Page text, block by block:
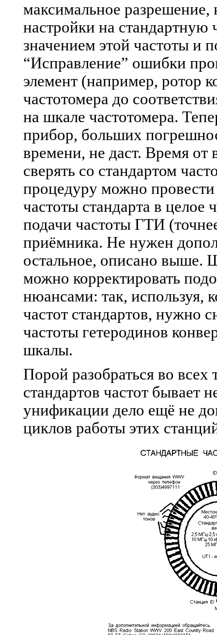
максимальное
настройки на стандартную
значением этой частоты и
“Исправление” ошибки
элемент (например, ротор
частотомера до
на шкале частотомера.
прибор, больших
времени, не даст. Время от
сверять со стандартом
процедуру можно
частоты стандарта в целое
подачи частоты ГТИ
приёмника. Не нужен
остальное, описано выше.
можно корректировать
нюансами: так, используя,
частот стандартов, нужно
частоты гетеродинов
шкалы.
Порой разобраться во
стандартов частот бывает
унификации дело ещё не
циклов работы этих